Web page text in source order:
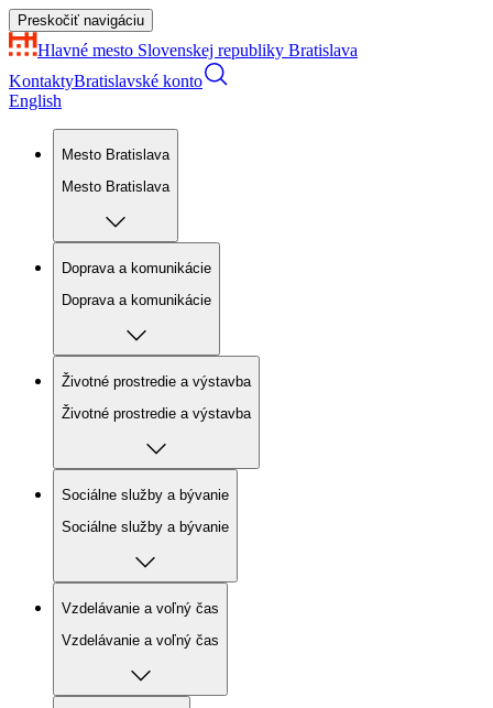
Preskočiť navigáciu
Hlavné mesto Slovenskej republiky Bratislava
KontaktyBratislavské konto
English
Mesto Bratislava
Mesto Bratislava
Doprava a komunikácie
Doprava a komunikácie
Životné prostredie a výstavba
Životné prostredie a výstavba
Sociálne služby a bývanie
Sociálne služby a bývanie
Vzdelávanie a voľný čas
Vzdelávanie a voľný čas